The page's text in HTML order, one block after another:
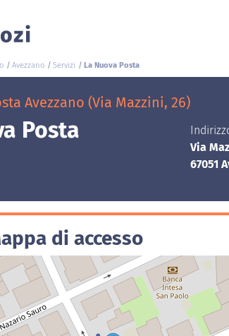
Avezzano Servizi La Nuova Posta
Avezzano (Via Mazzini, 26)
Posta
Via
67051
di accesso